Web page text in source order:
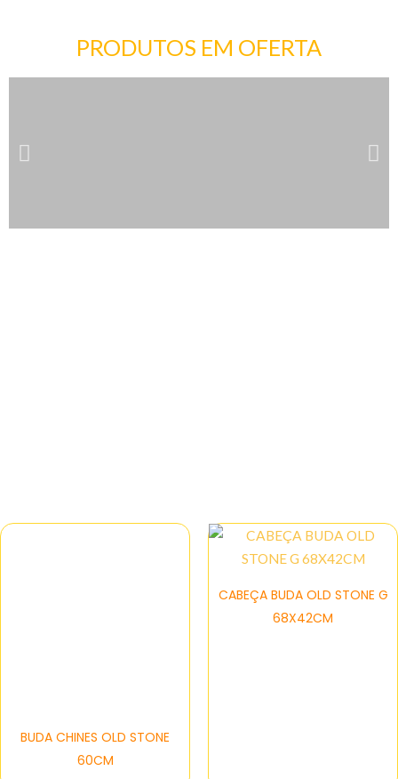
PRODUTOS EM OFERTA
BUDA CHINES OLD STONE
60CM
CABEÇA BUDA OLD STONE G
68X42CM